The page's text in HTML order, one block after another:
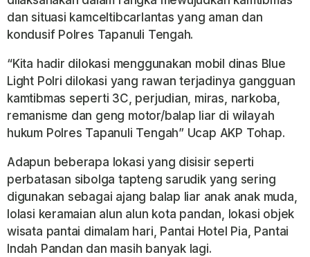
dan situasi kamceltibcarlantas yang aman dan
kondusif Polres Tapanuli Tengah.
“Kita hadir dilokasi menggunakan mobil dinas Blue
Light Polri dilokasi yang rawan terjadinya gangguan
kamtibmas seperti 3C, perjudian, miras, narkoba,
remanisme dan geng motor/balap liar di wilayah
hukum Polres Tapanuli Tengah” Ucap AKP Tohap.
Adapun beberapa lokasi yang disisir seperti
perbatasan sibolga tapteng sarudik yang sering
digunakan sebagai ajang balap liar anak anak muda,
lolasi keramaian alun alun kota pandan, lokasi objek
wisata pantai dimalam hari, Pantai Hotel Pia, Pantai
Indah Pandan dan masih banyak lagi.